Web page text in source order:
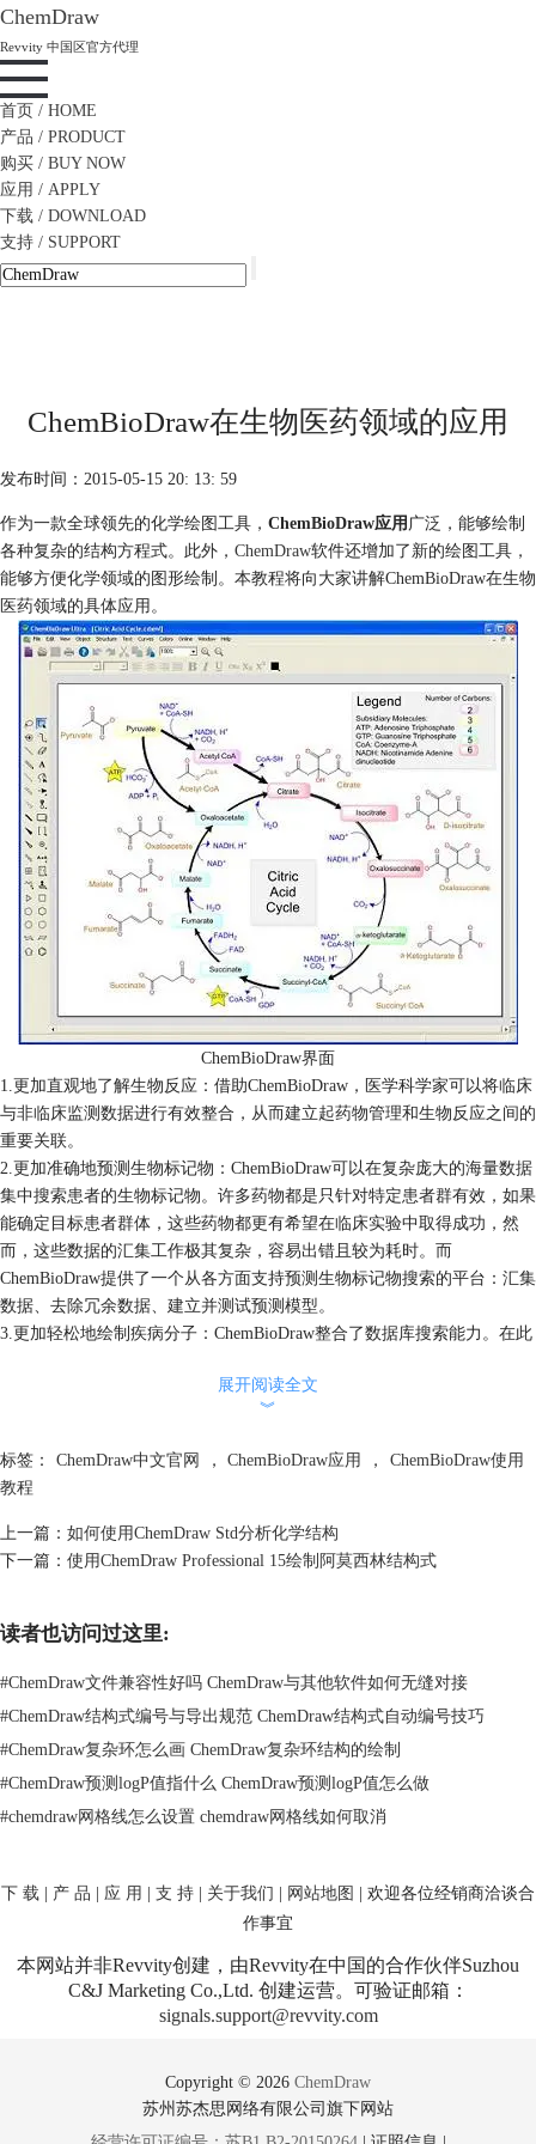
ChemDraw
Revvity 中国区官方代理
首页 / HOME
产品 / PRODUCT
购买 / BUY NOW
应用 / APPLY
下载 / DOWNLOAD
支持 / SUPPORT
ChemBioDraw在生物医药领域的应用
发布时间：2015-05-15 20: 13: 59
作为一款全球领先的化学绘图工具， ChemBioDraw应用 广泛，能够绘制
各种复杂的结构方程式。此外， ChemDraw软件还增加了新的绘图工具，
能够方便化学领域的图形绘制。本教程将向大家讲解ChemBioDraw在生物
医药领域的具体应用。
ChemBioDraw界面
1.更加直观地了解生物反应：借助ChemBioDraw，医学科学家可以将临床
与非临床监测数据进行有效整合，从而建立起药物管理和生物反应之间的
重要关联。
2.更加准确地预测生物标记物：ChemBioDraw可以在复杂庞大的海量数据
集中搜索患者的生物标记物。许多药物都是只针对特定患者群有效，如果
能确定目标患者群体，这些药物都更有希望在临床实验中取得成功，然
而，这些数据的汇集工作极其复杂，容易出错且较为耗时。而
ChemBioDraw提供了一个从各方面支持预测生物标记物搜索的平台：汇集
数据、去除冗余数据、建立并测试预测模型。
3.更加轻松地绘制疾病分子：ChemBioDraw整合了数据库搜索能力。在此
由的推导数据，对这些数据进行深入分析。ChemBioDraw减少了数据溯源
的数据搜索和相关操作，从而提高工作效率和生产力。想要了解更多信息
及ChemBioDraw使用教程情访问
展开阅读全文
︾
标签： ChemDraw中文官网 ， ChemBioDraw应用 ，
ChemBioDraw使用
教程
上一篇： 如何使用ChemDraw Std分析化学结构
下一篇： 使用ChemDraw Professional 15绘制阿莫西林结构式
读者也访问过这里:
#ChemDraw文件兼容性好吗 ChemDraw与其他软件如何无缝对接
#ChemDraw结构式编号与导出规范 ChemDraw结构式自动编号技巧
#ChemDraw复杂环怎么画 ChemDraw复杂环结构的绘制
#ChemDraw预测logP值指什么 ChemDraw预测logP值怎么做
#chemdraw网格线怎么设置 chemdraw网格线如何取消
下 载 产 品 应 用 支 持 关于我们 网站地图
| 欢迎各位经销商洽谈合
作事宜
本网站并非Revvity创建，由Revvity在中国的合作伙伴Suzhou
C&J Marketing Co.,Ltd. 创建运营。可验证邮箱：
signals.support@revvity.com
Copyright © 2026 ChemDraw
苏州苏杰思网络有限公司旗下网站